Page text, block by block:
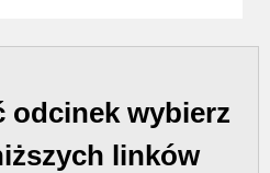
odcinek wybierz
linków